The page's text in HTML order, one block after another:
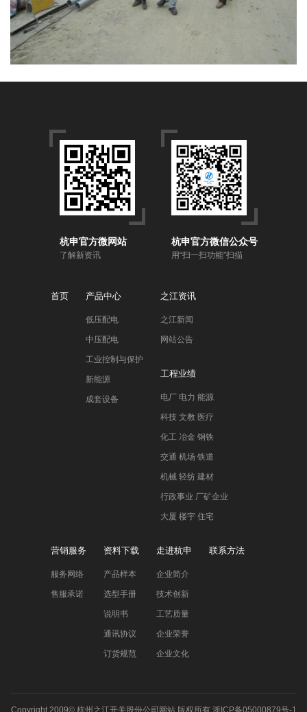
杭申官方微网站
了解新资讯
杭申官方微信公众号
用“扫一扫功能”扫描
首页 产品中心
低压配电
中压配电
工业控制与保护
新能源
成套设备
之江资讯
之江新闻
网站公告
工程业绩
电厂 电力 能源
科技 文教 医疗
化工 冶金 钢铁
交通 机场 铁道
机械 轻纺 建材
行政事业 厂矿企业
大厦 楼宇 住宅
营销服务
服务网络
售服承诺
资料下载
产品样本
选型手册
说明书
通讯协议
订货规范
走进杭申
企业简介
技术创新
工艺质量
企业荣誉
企业文化
联系方法
Copyright 2009© 杭州之江开关股份公司网站版权所有 浙ICP备05000879号-1